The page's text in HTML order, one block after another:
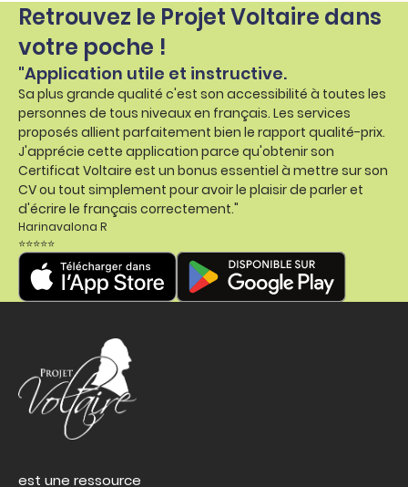
Retrouvez le Projet Voltaire dans
votre poche !
"Application utile et instructive.
Sa plus grande qualité c'est son accessibilité à toutes les
personnes de tous niveaux en français. Les services
proposés allient parfaitement bien le rapport qualité-prix.
J'apprécie cette application parce qu'obtenir son
Certificat Voltaire est un bonus essentiel à mettre sur son
CV ou tout simplement pour avoir le plaisir de parler et
d'écrire le français correctement."
Harinavalona R
⭐⭐⭐⭐⭐
est une ressource